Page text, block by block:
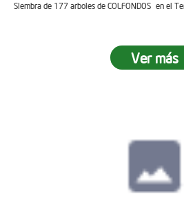
Siembra de 177 arboles de COLFONDOS en el
Ver más